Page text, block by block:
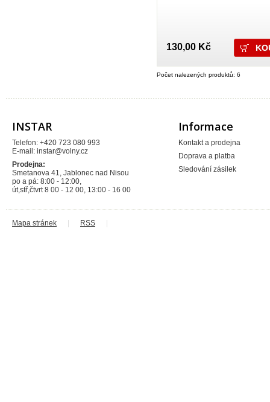
130,00 Kč
Počet nalezených produktů: 6
INSTAR
Telefon: +420 723 080 993
E-mail: instar@volny.cz
Prodejna:
Smetanova 41, Jablonec nad Nisou
po a pá: 8:00 - 12:00,
út,stř,čtvrt 8 00 - 12 00, 13:00 - 16 00
Informace
Kontakt a prodejna
Doprava a platba
Sledování zásilek
Mapa stránek | RSS |